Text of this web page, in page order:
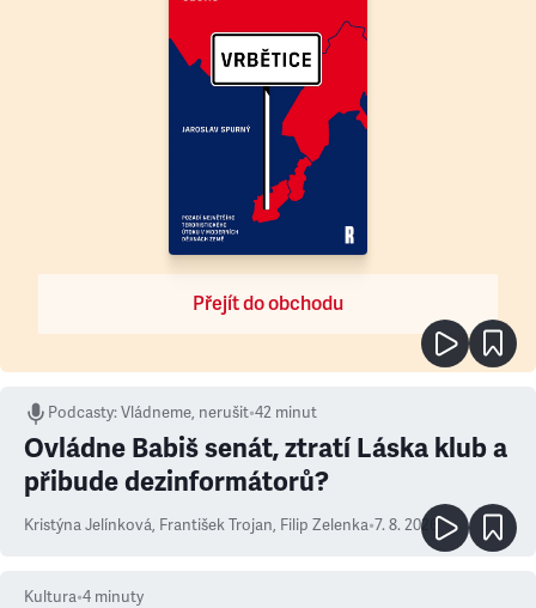
Přejít do obchodu
Podcasty:Vládneme, nerušit•42 minut
Ovládne Babiš senát, ztratí Láska klub a
přibude dezinformátorů?
Kristýna Jelínková, František Trojan, Filip Zelenka•7. 8. 2026
Kultura•4 minuty